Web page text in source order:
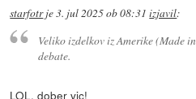
starfotrje3. jul 2025 ob 08:31 izjavil:
Veliko izdelkov iz Amerike (Made
debate.
LOL, dober vic!